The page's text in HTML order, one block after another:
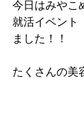
今日はみやこ
就活イベント
ました！！
たくさんの美